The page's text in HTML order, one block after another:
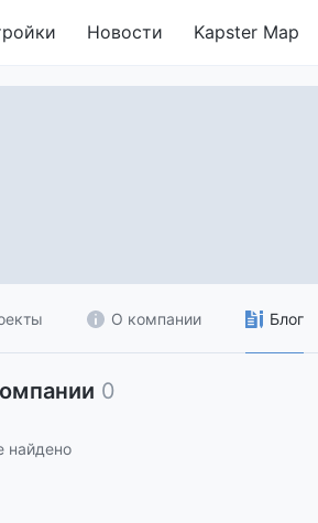
Новости Kapster Map
О компании Блог
0
найдено